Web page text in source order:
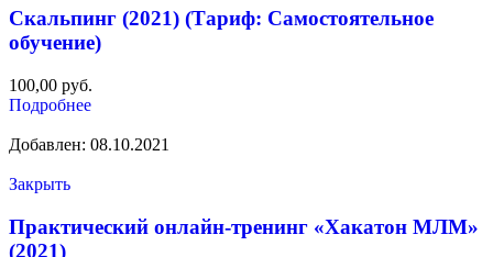
Скальпинг (2021) (Тариф: Самостоятельное
обучение)
100,00 руб.
Подробнее
Добавлен: 08.10.2021
Закрыть
Практический онлайн-тренинг «Хакатон МЛМ»
(2021)